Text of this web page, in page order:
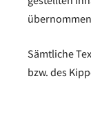
Sämtliche
bzw. des